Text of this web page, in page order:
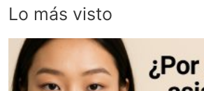
Lo más visto